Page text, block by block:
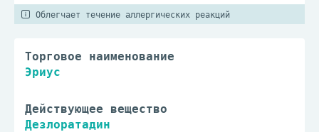
Облегчает течение аллергических реакций
Торговое наименование
Эриус
Действующее вещество
Дезлоратадин